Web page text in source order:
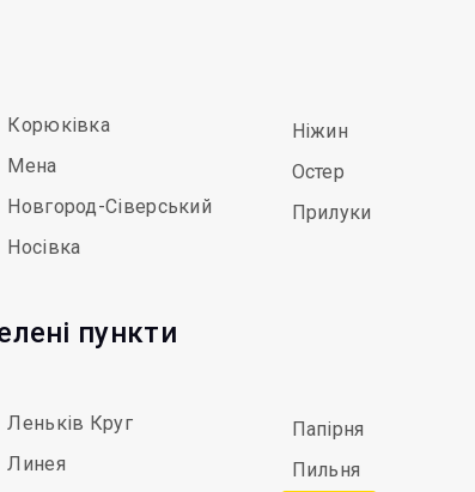
Корюківка
Мена
Новгород-Сіверський
Носівка
Ніжин
Остер
Прилуки
пункти
Леньків Круг
Линея
Папірня
Пильня